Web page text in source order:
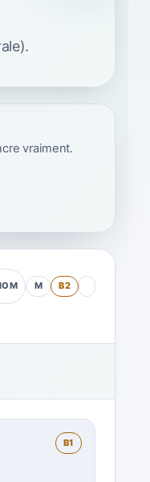
vraiment.
M B2
B1